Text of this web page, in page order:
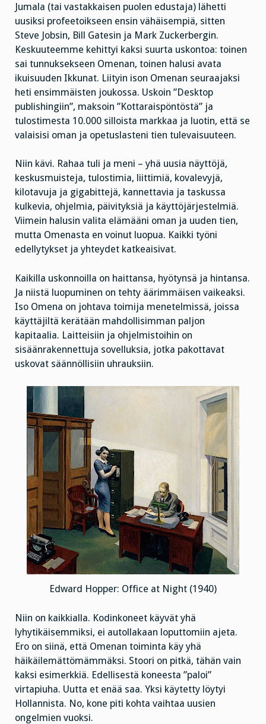
Jumala (tai vastakkaisen puolen edustaja) lähetti
uusiksi profeetoikseen ensin vähäisempiä, sitten
Steve Jobsin, Bill Gatesin ja Mark Zuckerbergin.
Keskuuteemme kehittyi kaksi suurta uskontoa: toinen
sai tunnuksekseen Omenan, toinen halusi avata
ikuisuuden Ikkunat. Liityin ison Omenan seuraajaksi
heti ensimmäisten joukossa. Uskoin ”Desktop
publishingiin”, maksoin ”Kottaraispöntöstä” ja
tulostimesta 10.000 silloista markkaa ja luotin, että se
valaisisi oman ja opetuslasteni tien tulevaisuuteen.
Niin kävi. Rahaa tuli ja meni – yhä uusia näyttöjä,
keskusmuisteja, tulostimia, liittimiä, kovalevyjä,
kilotavuja ja gigabittejä, kannettavia ja taskussa
kulkevia, ohjelmia, päivityksiä ja käyttöjärjestelmiä.
Viimein halusin valita elämääni oman ja uuden tien,
mutta Omenasta en voinut luopua. Kaikki työni
edellytykset ja yhteydet katkeaisivat.
Kaikilla uskonnoilla on haittansa, hyötynsä ja hintansa.
Ja niistä luopuminen on tehty äärimmäisen vaikeaksi.
Iso Omena on johtava toimija menetelmissä, joissa
käyttäjiltä kerätään mahdollisimman paljon
kapitaalia. Laitteisiin ja ohjelmistoihin on
sisäänrakennettuja sovelluksia, jotka pakottavat
uskovat säännöllisiin uhrauksiin.
Edward Hopper: Office at Night (1940)
Niin on kaikkialla. Kodinkoneet käyvät yhä
lyhytikäisemmiksi, ei autollakaan loputtomiin ajeta.
Ero on siinä, että Omenan toiminta käy yhä
häikäilemättömämmäksi. Stoori on pitkä, tähän vain
kaksi esimerkkiä. Edellisestä koneesta ”paloi”
virtapiuha. Uutta et enää saa. Yksi käytetty löytyi
Hollannista. No, kone piti kohta vaihtaa uusien
ongelmien vuoksi.